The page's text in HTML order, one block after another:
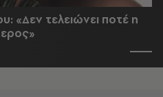
«Δεν τελειώνει ποτέ η